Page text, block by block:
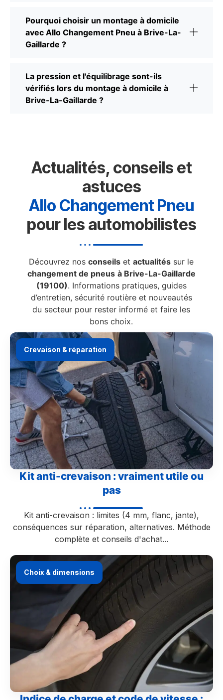
Pourquoi choisir un montage à domicile
avec Allo Changement Pneu à Brive-La-
Gaillarde ?
La pression et l'équilibrage sont-ils
vérifiés lors du montage à domicile à
Brive-La-Gaillarde ?
Actualités, conseils et
astuces
Allo Changement Pneu
pour les automobilistes
Découvrez nosconseils etactualités sur le
changement de pneus à Brive-La-Gaillarde
(19100). Informations pratiques, guides
d’entretien, sécurité routière et nouveautés
du secteur pour rester informé et faire les
bons choix.
Crevaison & réparation
Kit anti-crevaison : vraiment utile ou
pas
Kit anti-crevaison : limites (4 mm, flanc, jante),
conséquences sur réparation, alternatives. Méthode
complète et conseils d'achat...
Choix & dimensions